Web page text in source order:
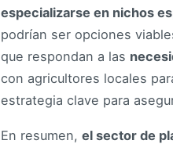
especializarse en nichos
podrían ser opciones
que respondan a las
con agricultores locales
estrategia clave para
En resumen, el sector de